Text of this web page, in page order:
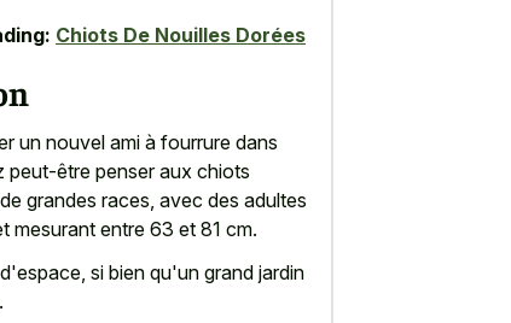
Chiots De Nouilles Dorées
un nouvel ami à fourrure dans
être penser aux chiots
grandes races, avec des adultes
mesurant entre 63 et 81 cm.
si bien qu'un grand jardin